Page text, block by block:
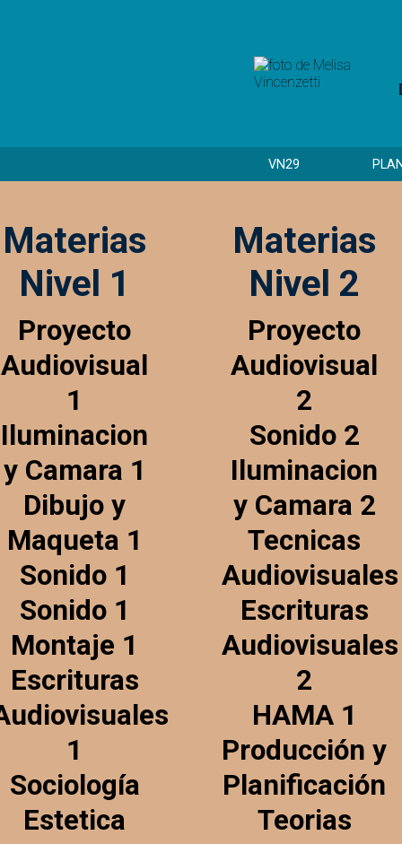
VN29
Materias
Nivel 1
Proyecto
Audiovisual
1
Iluminacion
y Camara 1
Dibujo y
Maqueta 1
Sonido 1
Sonido 1
Montaje 1
Escrituras
1
Sociología
Estetica
Materias
Nivel 2
Proyecto
Audiovisual
2
Sonido 2
Iluminacion
y Camara 2
Tecnicas
Audiovisuales
Escrituras
Audiovisuales
2
HAMA 1
Producción y
Planificación
Teorias